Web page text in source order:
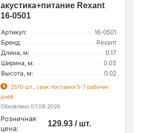
акустика+питание Rexant
16-0501
Артикул:
16-0501
Бренд:
Rexant
Длина, м:
0.17
Ширина, м:
0.03
Высота, м:
0.02
2570 шт., срок поставки 5-7 рабочих
дней
Обновлено 07.08.2026
Розничная
цена:
129.93 / шт.